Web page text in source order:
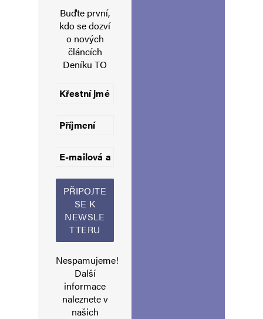
Uložit do prohlížeče jméno, e-mail a webovou stránku pro budoucí
Informujte mě o nových komentářích e-mailem.
Alternative:
Buďte první,
kdo se dozví
o nových
článcích
Deníku TO
Nespamujeme!
Další
informace
naleznete v
našich